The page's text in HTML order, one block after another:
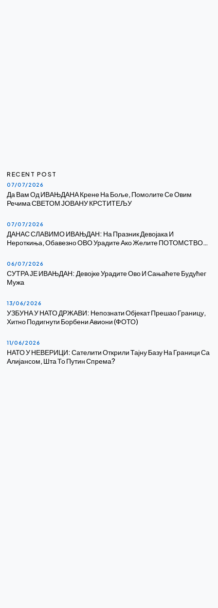
RECENT POST
07/07/2026
Да Вам Од ИВАЊДАНА Крене На Боље, Помолите Се Овим
Речима СВЕТОМ ЈОВАНУ КРСТИТЕЉУ
07/07/2026
ДАНАС СЛАВИМО ИВАЊДАН: На Празник Девојака И
Нероткиња, Обавезно ОВО Урадите Ако Желите ПОТОМСТВО…
06/07/2026
СУТРА ЈЕ ИВАЊДАН: Девојке Урадите Ово И Сањаћете Будућег
Мужа
13/06/2026
УЗБУНА У НАТО ДРЖАВИ: Непознати Објекат Прешао Границу,
Хитно Подигнути Борбени Авиони (ФОТО)
11/06/2026
НАТО У НЕВЕРИЦИ: Сателити Открили Тајну Базу На Граници Са
Алијансом, Шта То Путин Спрема?